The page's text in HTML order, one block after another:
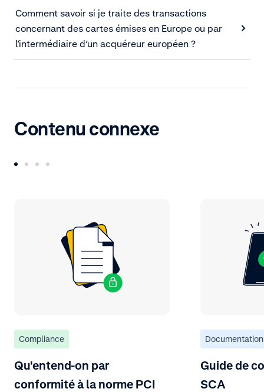
Comment savoir si je traite des transactions
concernant des cartes émises en Europe ou par
l’intermédiaire d’un acquéreur européen ?
Contenu connexe
Compliance
Qu'entend-on par
conformité à la norme PCI
Documentation
Guide de
SCA